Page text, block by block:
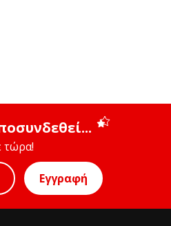
τώρα!
Εγγραφή